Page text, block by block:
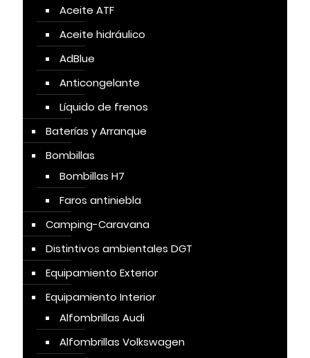
Aceite ATF
Aceite hidráulico
AdBlue
Anticongelante
Líquido de frenos
Baterías y Arranque
Bombillas
Bombillas H7
Faros antiniebla
Camping-Caravana
Distintivos ambientales DGT
Equipamiento Exterior
Equipamiento Interior
Alfombrillas Audi
Alfombrillas Volkswagen